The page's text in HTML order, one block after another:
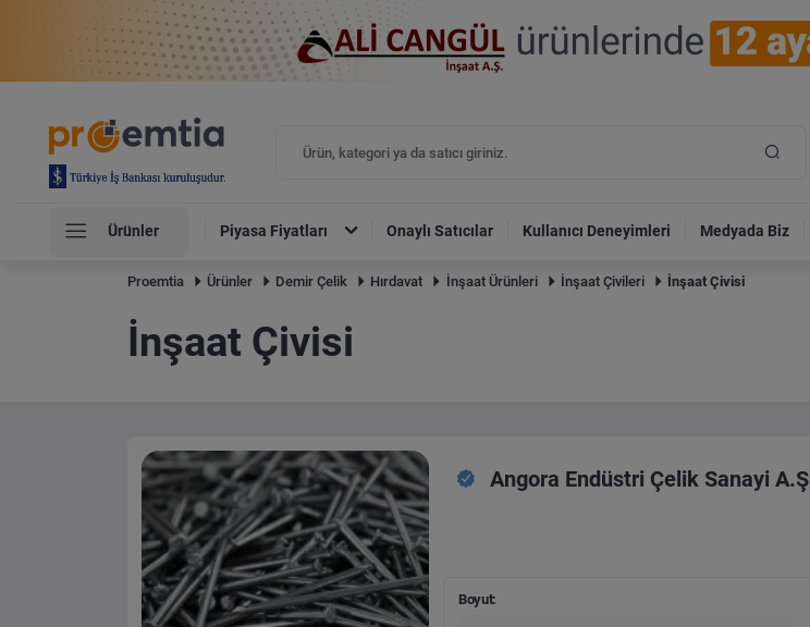
Ürünler Piyasa Fiyatları Onaylı Satıcılar Kullanıcı Deneyimleri Medyada Biz
Proemtia Ürünler Demir Çelik Hırdavat İnşaat Ürünleri İnşaat Çivileri İnşaat Çivisi
İnşaat Çivisi
Angora Endüstri Çelik Sanayi A.Ş
Boyut: